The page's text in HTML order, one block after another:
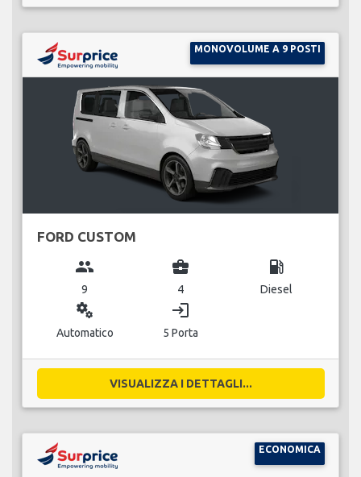
MONOVOLUME A 9 POSTI
FORD CUSTOM
group
9
business_center
4
local_gas_station
Diesel
miscellaneous_services
Automatico
login
5 Porta
VISUALIZZA I DETTAGLI...
ECONOMICA